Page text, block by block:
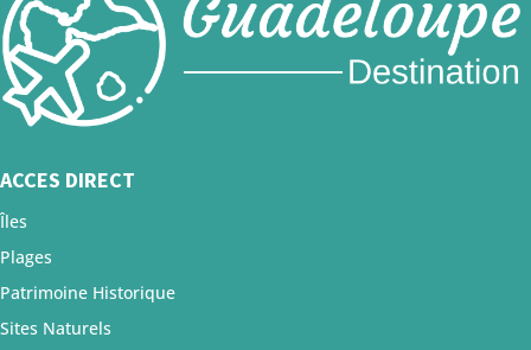
ACCES DIRECT
Îles
Plages
Patrimoine Historique
Sites Naturels